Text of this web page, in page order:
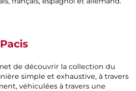
de découvrir la collection du
simple et exhaustive, à travers
véhiculées à travers une